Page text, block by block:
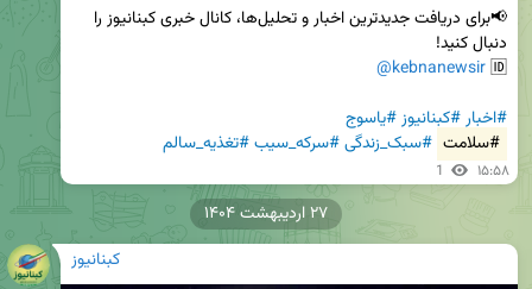
🆔
@kebnanewsir
#اخبار#کبنانیوز#یاسوج
#سلامت #سبک_زندگی#سرکه_سیب#تغذیه_سالم
1 ۱۵:۵۸
کبنانیوز
۲۷ اردیبهشت ۱۴۰۴